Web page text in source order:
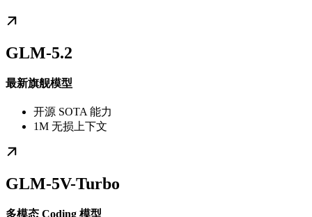
GLM-5.2
最新旗舰模型
开源 SOTA 能力
1M 无损上下文
GLM-5V-Turbo
多模态 Coding 模型